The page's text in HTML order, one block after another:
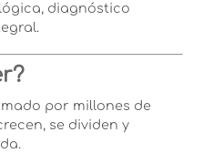
diagnóstico
por millones de
se dividen y